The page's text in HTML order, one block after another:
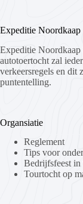
Expeditie Noordkaap
Expeditie Noordkaap
autotoertocht zal
verkeersregels en dit
puntentelling.
Organsiatie
Reglement
Tips voor
Bedrijfsfeest in
Tourtocht op